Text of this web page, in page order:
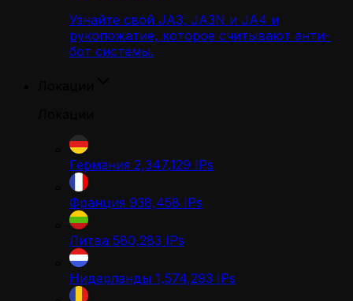
Узнайте свой JA3, JA3N и JA4 и
рукопожатие, которое считывают анти-
бот системы.
Германия 2,347,129 IPs
Франция 938,458 IPs
Литва 580,283 IPs
Нидерланды 1,574,293 IPs